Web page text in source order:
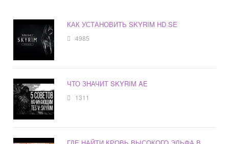
КАК УСТАНОВИТЬ SKYRIM HD SE
4985
ЧТО ЗНАЧИТ SKYRIM AE
1311